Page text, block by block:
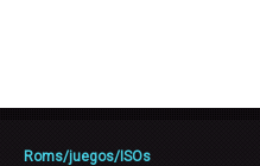
Roms/juegos/ISOs